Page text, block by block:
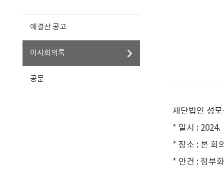
예결산 공고
이사회의록
공문
재단법인 성
* 일시 :
* 장소 : 본 회
* 안건 : 첨부